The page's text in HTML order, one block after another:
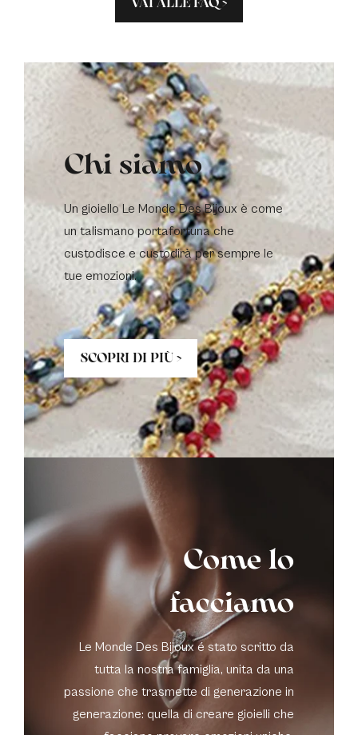
Chi siamo
Un gioiello Le Monde Des Bijoux è come
un talismano portafortuna che
custodisce e custodirà per sempre le
tue emozioni.
SCOPRI DI PIÙ >
Come lo
facciamo
Le Monde Des Bijoux é stato scritto da
tutta la nostra famiglia, unita da una
passione che trasmette di generazione in
generazione: quella di creare gioielli che